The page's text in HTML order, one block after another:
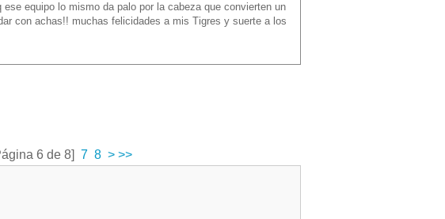
equipo lo mismo da palo por la cabeza que convierten un
con achas!! muchas felicidades a mis Tigres y suerte a los
6 de 8] 7 8 > >>